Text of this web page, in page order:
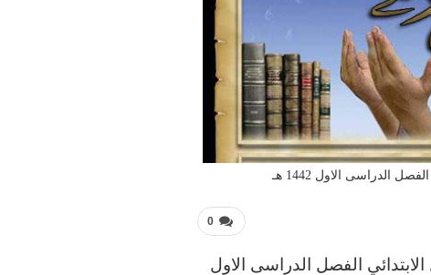
الاول 1442 هـ
0
الفصل الدراسى الاول